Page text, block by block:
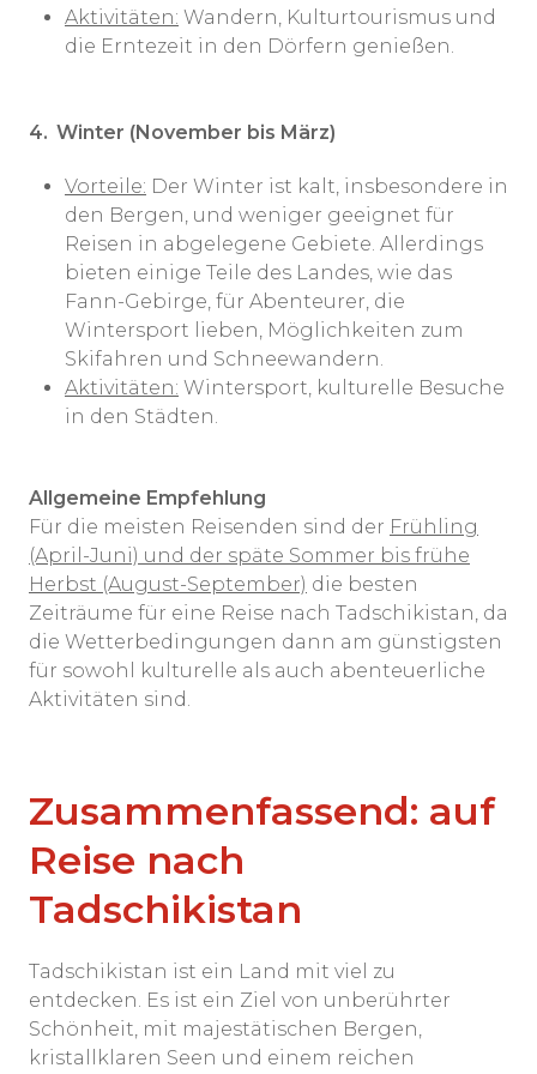
Aktivitäten: Wandern, Kulturtourismus und
die Erntezeit in den Dörfern genießen.
4. Winter (November bis März)
Vorteile: Der Winter ist kalt, insbesondere in
den Bergen, und weniger geeignet für
Reisen in abgelegene Gebiete. Allerdings
bieten einige Teile des Landes, wie das
Fann-Gebirge, für Abenteurer, die
Wintersport lieben, Möglichkeiten zum
Skifahren und Schneewandern.
Aktivitäten: Wintersport, kulturelle Besuche
in den Städten.
Allgemeine Empfehlung
Für die meisten Reisenden sind der Frühling
(April-Juni) und der späte Sommer bis frühe
Herbst (August-September) die besten
Zeiträume für eine Reise nach Tadschikistan, da
die Wetterbedingungen dann am günstigsten
für sowohl kulturelle als auch abenteuerliche
Aktivitäten sind.
Zusammenfassend: auf
Reise nach
Tadschikistan
Tadschikistan ist ein Land mit viel zu
entdecken. Es ist ein Ziel von unberührter
Schönheit, mit majestätischen Bergen,
kristallklaren Seen und einem reichen